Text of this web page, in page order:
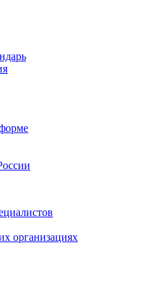
организациях